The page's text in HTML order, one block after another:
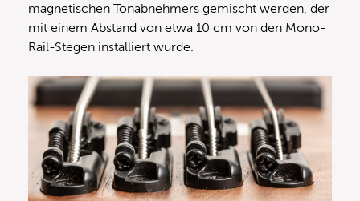
magnetischen Tonabnehmers gemischt werden, der
mit einem Abstand von etwa 10 cm von den Mono-
Rail-Stegen installiert wurde.